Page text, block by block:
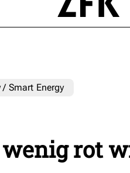
Smart Energy
wenig rot